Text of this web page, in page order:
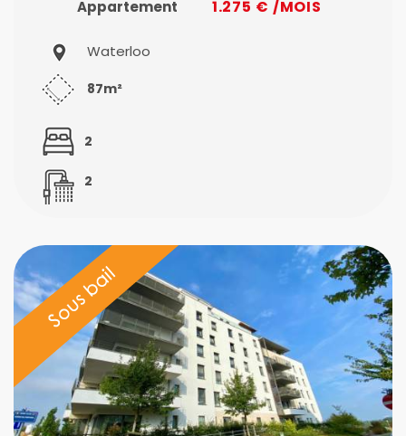
Appartement 1.275 € /MOIS
Waterloo
87m²
2
2